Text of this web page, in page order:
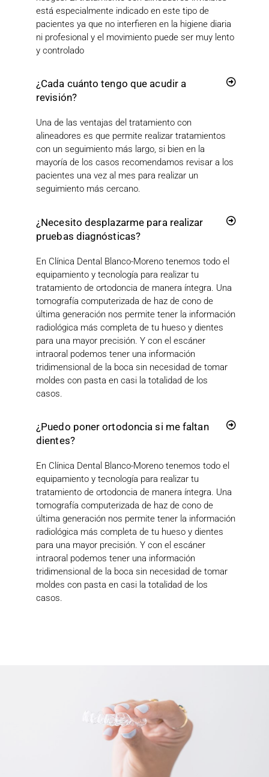
está especialmente indicado en este tipo de
pacientes ya que no interfieren en la higiene diaria
ni profesional y el movimiento puede ser muy lento
y controlado
¿Cada cuánto tengo que acudir a
revisión?
Una de las ventajas del tratamiento con
alineadores es que permite realizar tratamientos
con un seguimiento más largo, si bien en la
mayoría de los casos recomendamos revisar a los
pacientes una vez al mes para realizar un
seguimiento más cercano.
¿Necesito desplazarme para realizar
pruebas diagnósticas?
En Clínica Dental Blanco-Moreno tenemos todo el
equipamiento y tecnología para realizar tu
tratamiento de ortodoncia de manera íntegra. Una
tomografía computerizada de haz de cono de
última generación nos permite tener la información
radiológica más completa de tu hueso y dientes
para una mayor precisión. Y con el escáner
intraoral podemos tener una información
tridimensional de la boca sin necesidad de tomar
moldes con pasta en casi la totalidad de los
casos.
¿Puedo poner ortodoncia si me faltan
dientes?
En Clínica Dental Blanco-Moreno tenemos todo el
equipamiento y tecnología para realizar tu
tratamiento de ortodoncia de manera íntegra. Una
tomografía computerizada de haz de cono de
última generación nos permite tener la información
radiológica más completa de tu hueso y dientes
para una mayor precisión. Y con el escáner
intraoral podemos tener una información
tridimensional de la boca sin necesidad de tomar
moldes con pasta en casi la totalidad de los
casos.